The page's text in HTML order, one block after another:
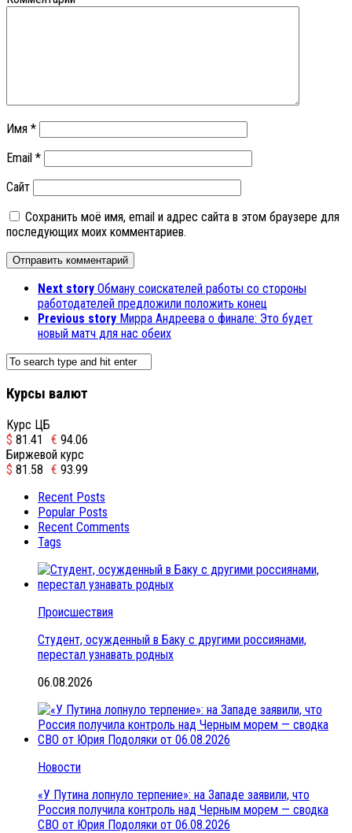
Имя *
Email *
Сайт
Сохранить моё имя, email и адрес сайта в этом браузере для
последующих моих комментариев.
Next story Обману соискателей работы со стороны
работодателей предложили положить конец
Previous story Мирра Андреева о финале: Это будет
новый матч для нас обеих
Курсы валют
Курс ЦБ
$ 81.41 € 94.06
Биржевой курс
$ 81.58 € 93.99
Recent Posts
Popular Posts
Recent Comments
Tags
Происшествия
Студент, осужденный в Баку с другими россиянами,
перестал узнавать родных
06.08.2026
Новости
«У Путина лопнуло терпение»: на Западе заявили, что
Россия получила контроль над Черным морем — сводка
СВО от Юрия Подоляки от 06.08.2026